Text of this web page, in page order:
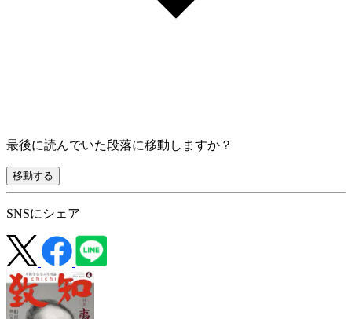
最後に読んでいた段落に移動しますか？
移動する
SNSにシェア